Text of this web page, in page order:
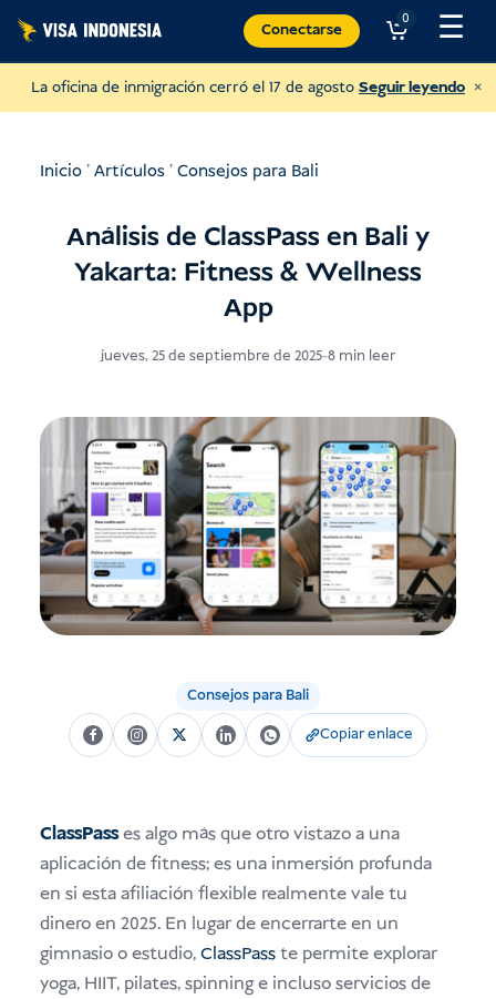
contenido
Conectarse
0 ☰
La oficina de inmigración cerró el 17 de agosto Seguir leyendo ×
Inicio'Artículos 'Consejos para Bali
Análisis de ClassPass en Bali y
Yakarta: Fitness & Wellness
App
jueves, 25 de septiembre de 2025-8 min leer
Consejos para Bali
Copiar enlace
ClassPasses algo más que otro vistazo a una
aplicación de fitness; es una inmersión profunda
en si esta afiliación flexible realmente vale tu
dinero en 2025. En lugar de encerrarte en un
gimnasio o estudio,ClassPasste permite explorar
yoga, HIIT, pilates, spinning e incluso servicios de
Dona a JAAN
y ayudar a todo tipo de animales
USD Doña